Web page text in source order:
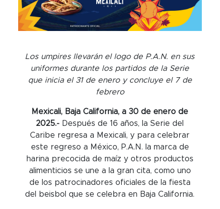
Los umpires llevarán el logo de P.A.N. en sus
uniformes durante los partidos de la Serie
que inicia el 31 de enero y concluye el 7 de
febrero
Mexicali, Baja California, a 30 de enero de
2025.- Después de 16 años, la Serie del
Caribe regresa a Mexicali, y para celebrar
este regreso a México, P.A.N. la marca de
harina precocida de maíz y otros productos
alimenticios se une a la gran cita, como uno
de los patrocinadores oficiales de la fiesta
del beisbol que se celebra en Baja California.